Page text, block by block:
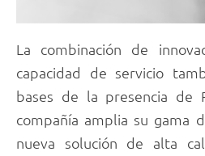
La combinación de
capacidad de servicio
bases de la presencia de
compañía amplia su gama
nueva solución de alta